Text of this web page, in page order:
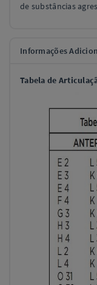
de substâncias
Informações
Tabela de